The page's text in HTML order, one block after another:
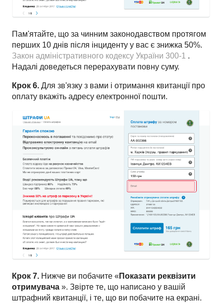
Пам'ятайте, що за чинним законодавством протягом
перших 10 днів після інциденту у вас є знижка 50%.
Закон адміністративного кодексу України 300-1 .
Надалі доведеться перерахувати повну суму.
Крок 6. Для зв'язку з вами і отримання квитанції про
оплату вкажіть адресу електронної пошти.
Крок 7. Нижче ви побачите « Показати реквізити
отримувача ». Звірте те, що написано у вашій
штрафний квитанції, і те, що ви побачите на екрані.